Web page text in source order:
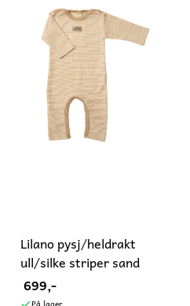
Lilano pysj/heldrakt
ull/silke striper sand
699,-